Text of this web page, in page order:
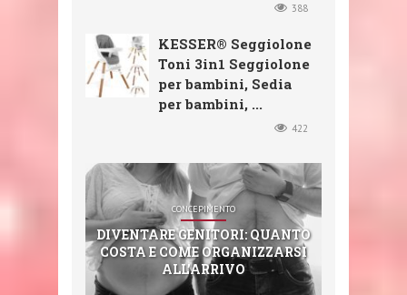
388
KESSER® Seggiolone
Toni 3in1 Seggiolone
per bambini, Sedia
per bambini, ...
422
CONCEPIMENTO
DIVENTARE GENITORI: QUANTO
COSTA E COME ORGANIZZARSI
ALL’ARRIVO
SHOP
STERIMAR NEZ BOUCHÉ (100
ML)
SHOP
CXGZZM 11PCS EAR EAR WAX
REMOVER DECOMPRESSIONE
EAR MASSAGGIATORE EAR-
PICK TOOLS EAR ...
SHOP
FGUUTYM STIVALI DA NEVE
PER BAMBINI, INVERNALI,
STIVALETTI DA RAGAZZA,
CORTI, PER ...
SHOP
KESSER® SEGGIOLONE TONI
3IN1 SEGGIOLONE PER BAMBINI,
SEDIA PER BAMBINI,
COMBINAZIONE SEGGIOLONE ...